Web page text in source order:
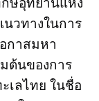
วทางในการ
กาสมหา
ต้นของการ
เลไทย ในชื่อ